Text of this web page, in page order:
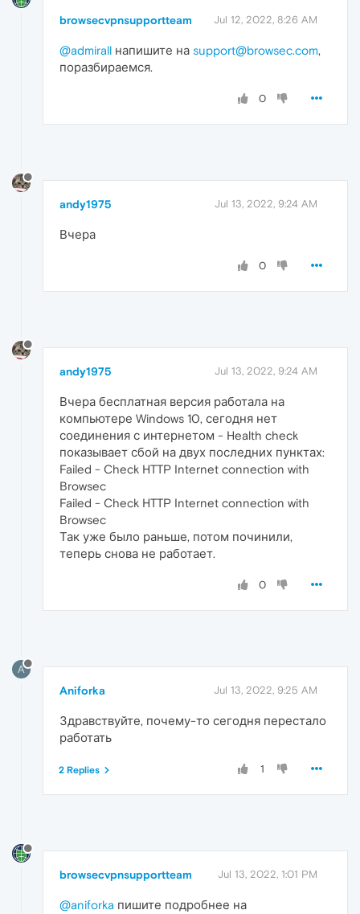
browsecvpnsupportteam Jul 12, 2022, 8:26 AM
@admirall напишите на support@browsec.com,
поразбираемся.
0
andy1975 Jul 13, 2022, 9:24 AM
Вчера
0
andy1975 Jul 13, 2022, 9:24 AM
Вчера бесплатная версия работала на
компьютере Windows 10, сегодня нет
соединения с интернетом - Health check
показывает сбой на двух последних пунктах:
Failed - Check HTTP Internet connection with
Browsec
Failed - Check HTTP Internet connection with
Browsec
Так уже было раньше, потом починили,
теперь снова не работает.
0
A
Aniforka Jul 13, 2022, 9:25 AM
Здравствуйте, почему-то сегодня перестало
работать
1
2 Replies
browsecvpnsupportteam Jul 13, 2022, 1:01 PM
@aniforka пишите подробнее на